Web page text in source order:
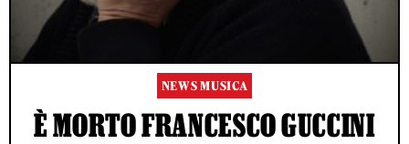
NEWS MUSICA
È MORTO FRANCESCO GUCCINI